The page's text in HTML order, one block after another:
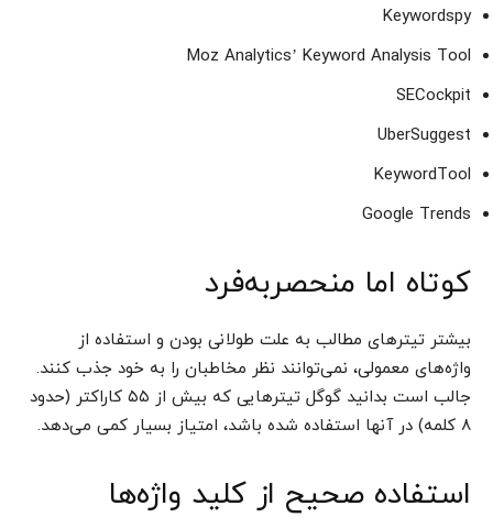
Keywordspy
Moz Analytics’ Keyword Analysis Tool
SECockpit
UberSuggest
KeywordTool
Google Trends
کوتاه اما منحصر‌به‌‌فرد
بیشتر تیتر‌های مطالب به علت طولانی بودن و استفاده از
واژه‌های معمولی، نمی‌توانند نظر مخاطبان را به خود جذب کنند.
جالب است بدانید گوگل تیتر‌هایی که بیش از ۵۵ کاراکتر (حدود
۸ کلمه) در آنها استفاده شده باشد، امتیاز بسیار کمی می‌دهد.
استفاده صحیح از کلید‌ واژه‌ها